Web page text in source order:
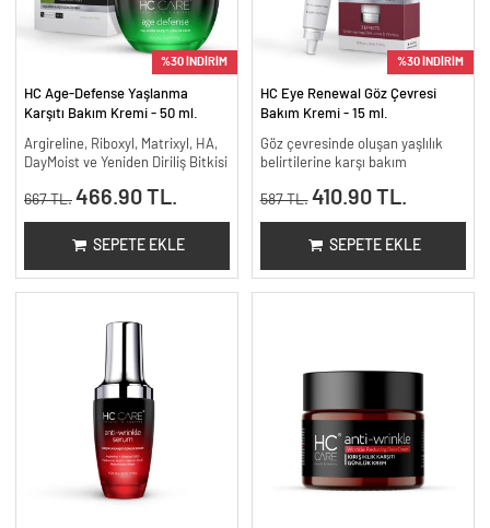
%30 İNDİRİM
HC Age-Defense Yaşlanma
Karşıtı Bakım Kremi - 50 ml.
Argireline, Riboxyl, Matrixyl, HA,
DayMoist ve Yeniden Diriliş Bitkisi
667 TL. 466.90 TL.
SEPETE EKLE
%30 İNDİRİM
HC Eye Renewal Göz Çevresi
Bakım Kremi - 15 ml.
Göz çevresinde oluşan yaşlılık
belirtilerine karşı bakım
587 TL. 410.90 TL.
SEPETE EKLE